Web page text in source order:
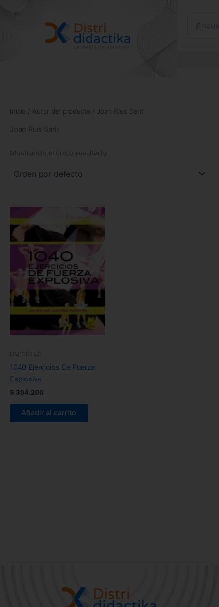
Inicio / Autor del producto / Joan Rius Sant
Joan Rius Sant
Mostrando el único resultado
DEPORTES
1040 Ejercicios De Fuerza
Explosiva
$ 304.200
Añadir al carrito